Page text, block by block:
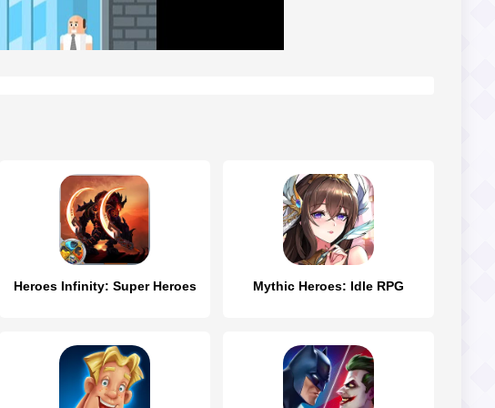
Heroes Infinity: Super Heroes Mythic Heroes: Idle RPG